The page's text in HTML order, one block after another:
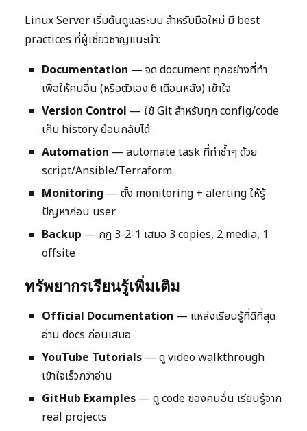
Linux Server เริ่มต้นดูแลระบบ สำหรับมือใหม่ มี best
practices ที่ผู้เชี่ยวชาญแนะนำ:
Documentation — จด document ทุกอย่างที่ทำ
เพื่อให้คนอื่น (หรือตัวเอง 6 เดือนหลัง) เข้าใจ
Version Control — ใช้ Git สำหรับทุก config/code
เก็บ history ย้อนกลับได้
Automation — automate task ที่ทำซ้ำๆ ด้วย
script/Ansible/Terraform
Monitoring — ตั้ง monitoring + alerting ให้รู้
ปัญหาก่อน user
Backup — กฎ 3-2-1 เสมอ 3 copies, 2 media, 1
offsite
ทรัพยากรเรียนรู้เพิ่มเติม
Official Documentation — แหล่งเรียนรู้ที่ดีที่สุด
อ่าน docs ก่อนเสมอ
YouTube Tutorials — ดู video walkthrough
เข้าใจเร็วกว่าอ่าน
GitHub Examples — ดู code ของคนอื่น เรียนรู้จาก
real projects